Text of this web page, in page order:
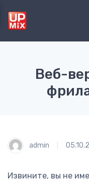
Веб-
admin
Извините, вы не